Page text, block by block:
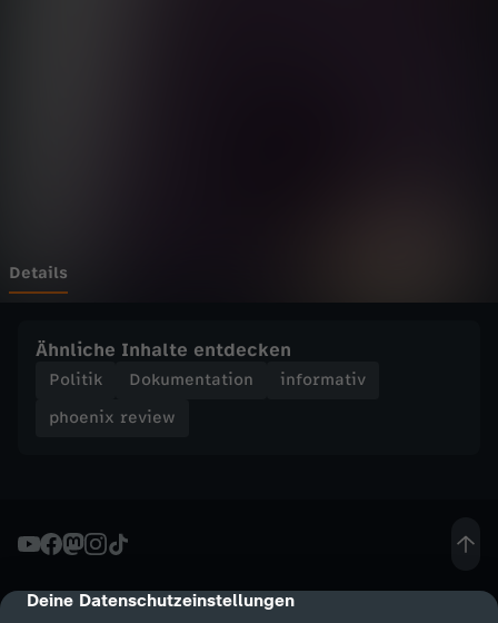
cmp-dialog-description
Deine Datenschutzeinstellungen
w
2
1
1
Details
Ähnliche Inhalte entdecken
Politik Dokumentation
informativ
phoenix review